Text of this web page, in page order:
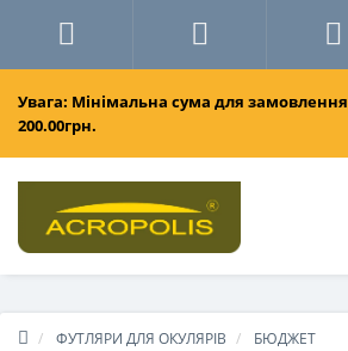
Увага: Мінімальна сума для замовлення
200.00грн.
ФУТЛЯРИ ДЛЯ ОКУЛЯРІВ БЮДЖЕТ